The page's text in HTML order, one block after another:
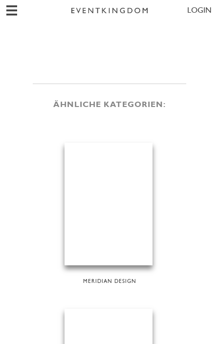
LOGIN
ÄHNLICHE KATEGORIEN:
MERIDIAN DESIGN